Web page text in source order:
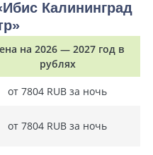
Калининград
на 2026 — 2027 год в
рублях
от 7804 RUB за ночь
от 7804 RUB за ночь